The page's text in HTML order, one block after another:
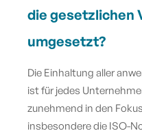
die gesetzlichen
umgesetzt?
Die Einhaltung aller
ist für jedes
zunehmend in den
insbesondere die ISO-